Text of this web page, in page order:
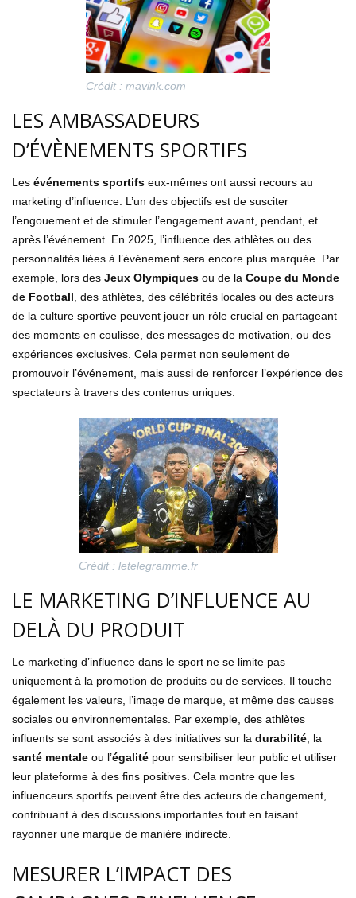
Crédit : mavink.com
LES AMBASSADEURS
D’ÉVÈNEMENTS SPORTIFS
Les événements sportifs eux-mêmes ont aussi recours au
marketing d’influence. L’un des objectifs est de susciter
l’engouement et de stimuler l’engagement avant, pendant, et
après l’événement. En 2025, l’influence des athlètes ou des
personnalités liées à l’événement sera encore plus marquée. Par
exemple, lors des Jeux Olympiques ou de la Coupe du Monde
de Football, des athlètes, des célébrités locales ou des acteurs
de la culture sportive peuvent jouer un rôle crucial en partageant
des moments en coulisse, des messages de motivation, ou des
expériences exclusives. Cela permet non seulement de
promouvoir l’événement, mais aussi de renforcer l’expérience des
spectateurs à travers des contenus uniques.
Crédit : letelegramme.fr
LE MARKETING D’INFLUENCE AU
DELÀ DU PRODUIT
Le marketing d’influence dans le sport ne se limite pas
uniquement à la promotion de produits ou de services. Il touche
également les valeurs, l’image de marque, et même des causes
sociales ou environnementales. Par exemple, des athlètes
influents se sont associés à des initiatives sur la durabilité, la
santé mentale ou l’égalité pour sensibiliser leur public et utiliser
leur plateforme à des fins positives. Cela montre que les
influenceurs sportifs peuvent être des acteurs de changement,
contribuant à des discussions importantes tout en faisant
rayonner une marque de manière indirecte.
MESURER L’IMPACT DES